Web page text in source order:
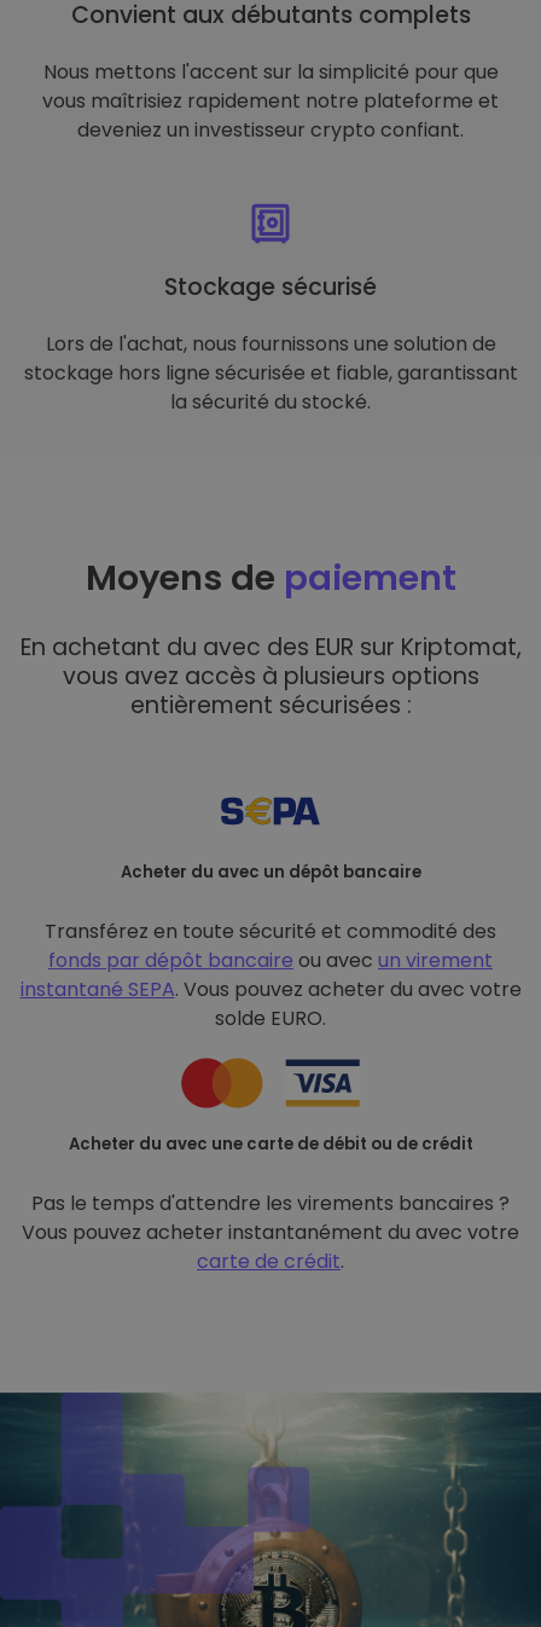
Convient aux débutants complets
Nous mettons l'accent sur la simplicité pour que
vous maîtrisiez rapidement notre plateforme et
deveniez un investisseur crypto confiant.
Stockage sécurisé
Lors de l'achat, nous fournissons une solution de
stockage hors ligne sécurisée et fiable, garantissant
la sécurité du stocké.
Moyens de paiement
En achetant du avec des EUR sur Kriptomat,
vous avez accès à plusieurs options
entièrement sécurisées :
Acheter du avec un dépôt bancaire
Transférez en toute sécurité et commodité des
fonds par dépôt bancaire ou avec un virement
instantané SEPA. Vous pouvez acheter du avec votre
solde EURO.
Acheter du avec une carte de débit ou de crédit
Pas le temps d'attendre les virements bancaires ?
Vous pouvez acheter instantanément du avec votre
carte de crédit.